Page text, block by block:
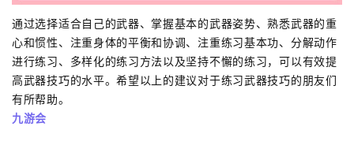
通过选择适合自己的武器、掌握基本的武器姿势、熟悉武器的重
心和惯性、注重身体的平衡和协调、注重练习基本功、分解动作
进行练习、多样化的练习方法以及坚持不懈的练习，可以有效提
高武器技巧的水平。希望以上的建议对于练习武器技巧的朋友们
有所帮助。
九游会